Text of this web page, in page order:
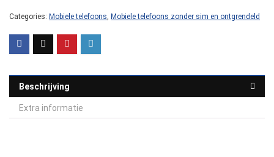
Categories: Mobiele telefoons Mobiele telefoons zonder sim en ontgrendeld
Beschrijving
Extra informatie